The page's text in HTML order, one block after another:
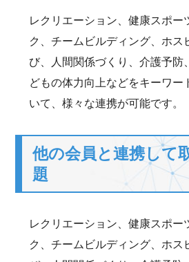
レクリエーション、健康スポー
ク、チームビルディング、ホス
び、人間関係づくり、介護予防
どもの体力向上などをキーワー
いて、様々な連携が可能です。
他の会員と連携して
題
レクリエーション、健康スポー
ク、チームビルディング、ホス